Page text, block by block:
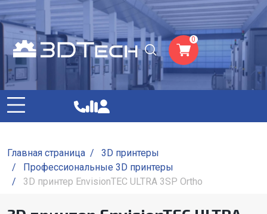
0
Главная страница /
3D принтеры
/
Профессиональные 3D принтеры
/
3D принтер EnvisionTEC ULTRA 3SP Ortho